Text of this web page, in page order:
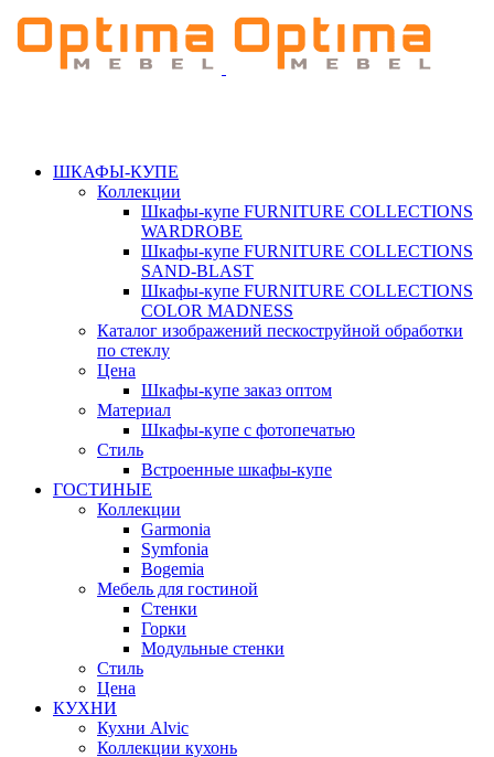
ШКАФЫ-КУПЕ
Коллекции
Шкафы-купе FURNITURE COLLECTIONS
WARDROBE
Шкафы-купе FURNITURE COLLECTIONS
SAND-BLAST
Шкафы-купе FURNITURE COLLECTIONS
COLOR MADNESS
Каталог изображений пескоструйной обработки
по стеклу
Цена
Шкафы-купе заказ оптом
Материал
Шкафы-купе с фотопечатью
Стиль
Встроенные шкафы-купе
ГОСТИНЫЕ
Коллекции
Garmonia
Symfonia
Bogemia
Мебель для гостиной
Стенки
Горки
Модульные стенки
Стиль
Цена
КУХНИ
Кухни Alvic
Коллекции кухонь